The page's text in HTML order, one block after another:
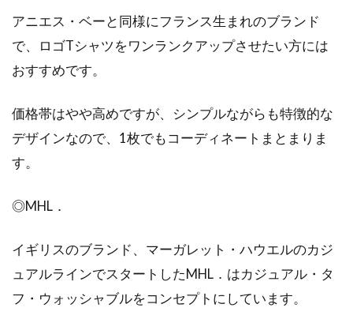
アニエス・ベーと同様にフランス生まれのブランド
で、ロゴTシャツをワンランクアップさせたい方には
おすすめです。
価格帯はやや高めですが、シンプルながらも特徴的な
デザインなので、1枚でもコーディネートまとまりま
す。
◎MHL．
イギリスのブランド、マーガレット・ハウエルのカジ
ュアルラインでスタートしたMHL．はカジュアル・タ
フ・ウォッシャブルをコンセプトにしています。